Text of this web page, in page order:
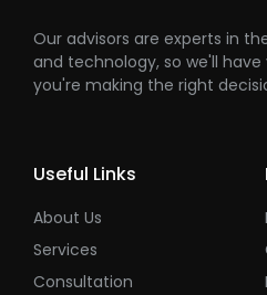
Our advisors are experts in
and technology, so we'll
you're making the right
Useful Links
About Us
Services
Consultation